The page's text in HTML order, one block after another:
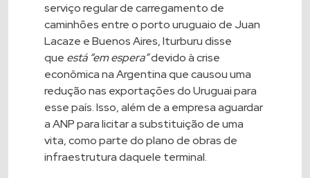
serviço regular de carregamento de
caminhões entre o porto uruguaio de Juan
Lacaze e Buenos Aires, Iturburu disse
que está “em espera”devido à crise
econômica na Argentina que causou uma
redução nas exportações do Uruguai para
esse país. Isso, além de a empresa aguardar
a ANP para licitar a substituição de uma
vita, como parte do plano de obras de
infraestrutura daquele terminal.